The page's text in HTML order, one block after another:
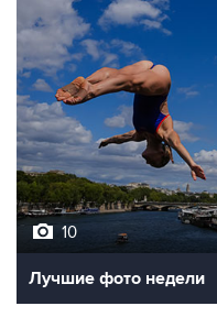
10
Лучшие фото недели